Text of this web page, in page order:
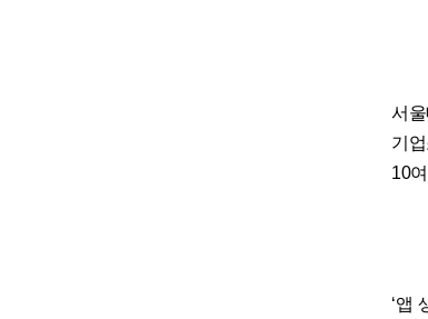
서
기
10
‘앱